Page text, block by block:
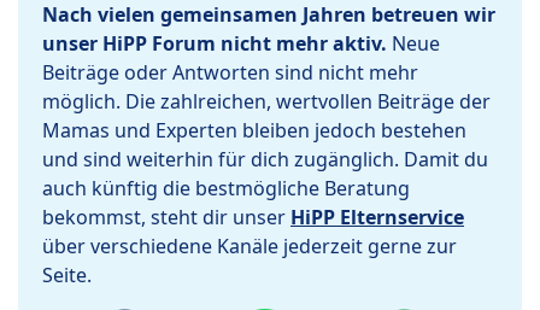
Nach vielen gemeinsamen Jahren betreuen wir
unser HiPP Forum nicht mehr aktiv. Neue
Beiträge oder Antworten sind nicht mehr
möglich. Die zahlreichen, wertvollen Beiträge der
Mamas und Experten bleiben jedoch bestehen
und sind weiterhin für dich zugänglich. Damit du
auch künftig die bestmögliche Beratung
bekommst, steht dir unser HiPP Elternservice
über verschiedene Kanäle jederzeit gerne zur
Seite.